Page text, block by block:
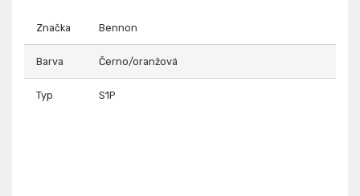
Značka Bennon
Barva Černo/oranžová
Typ S1P